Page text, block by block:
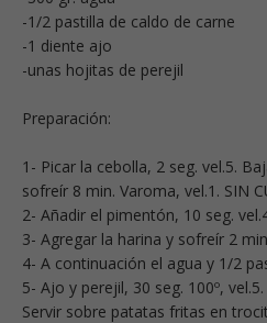
-1/2 pastilla de caldo de carne
-1 diente ajo
-unas hojitas de perejil
Preparación:
1- Picar la cebolla, 2 seg. vel.5.
sofreír 8 min. Varoma, vel.1. SIN
2- Añadir el pimentón, 10 seg.
3- Agregar la harina y sofreír 2
4- A continuación el agua y 1/2
5- Ajo y perejil, 30 seg. 100º, vel.5.
Servir sobre patatas fritas en